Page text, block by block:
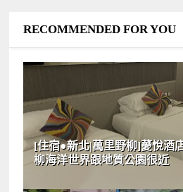
RECOMMENDED FOR YOU
[住宿●新北|萬里野柳]薆悅酒
柳海洋世界跟地質公園很近